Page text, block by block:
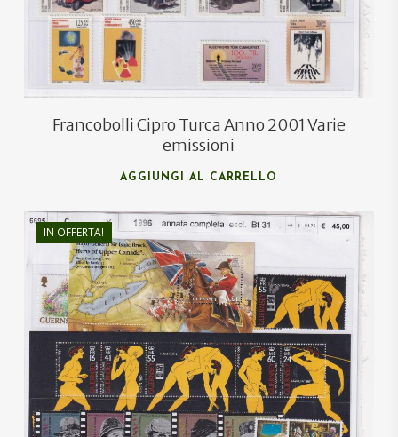
Francobolli Cipro Turca Anno 2001 Varie
emissioni
AGGIUNGI AL CARRELLO
IN OFFERTA!
€55,25
€33,00